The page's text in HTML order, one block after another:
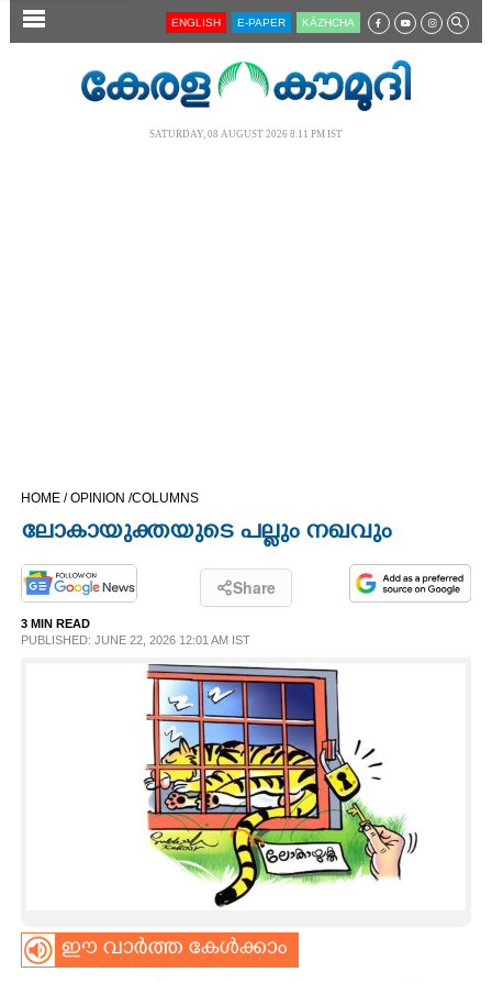
SECTIONS
OPINION
PHOTOS
ASTRO
ENGLISH E-PAPER KĀZHCHA
SATURDAY, 08 AUGUST 2026 8.11 PM IST
HOME /OPINION /COLUMNS
ലോകായുക്തയുടെ പല്ലും നഖവും
Share
3 MIN READ
PUBLISHED: JUNE 22, 2026 12:01 AM IST
ഈ വാർത്ത കേൾക്കാം